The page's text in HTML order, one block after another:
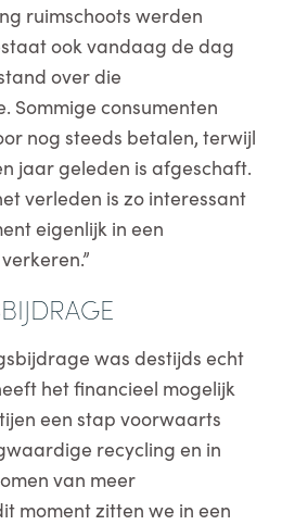
ruimschoots werden
ook vandaag de dag
over die
Sommige consumenten
nog steeds betalen, terwijl
jaar geleden is afgeschaft.
verleden is zo interessant
eigenlijk in een
was destijds echt
het financieel mogelijk
een stap voorwaarts
recycling en in
van meer
moment zitten we in een